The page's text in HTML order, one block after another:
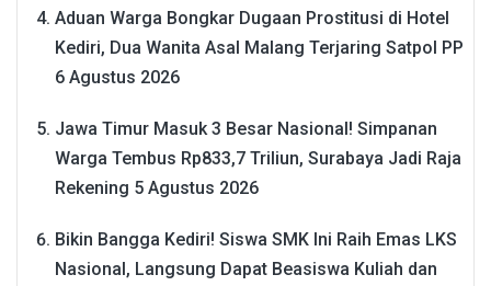
Aduan Warga Bongkar Dugaan Prostitusi di Hotel
Kediri, Dua Wanita Asal Malang Terjaring Satpol PP
6 Agustus 2026
Jawa Timur Masuk 3 Besar Nasional! Simpanan
Warga Tembus Rp833,7 Triliun, Surabaya Jadi Raja
Rekening 5 Agustus 2026
Bikin Bangga Kediri! Siswa SMK Ini Raih Emas LKS
Nasional, Langsung Dapat Beasiswa Kuliah dan